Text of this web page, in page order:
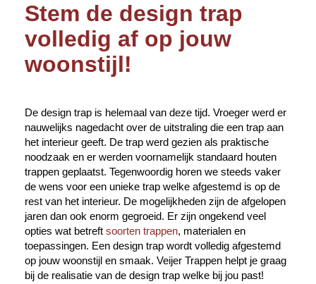
Stem de design trap
volledig af op jouw
woonstijl!
De design trap is helemaal van deze tijd. Vroeger werd er
nauwelijks nagedacht over de uitstraling die een trap aan
het interieur geeft. De trap werd gezien als praktische
noodzaak en er werden voornamelijk standaard houten
trappen geplaatst. Tegenwoordig horen we steeds vaker
de wens voor een unieke trap welke afgestemd is op de
rest van het interieur. De mogelijkheden zijn de afgelopen
jaren dan ook enorm gegroeid. Er zijn ongekend veel
opties wat betreft soorten trappen, materialen en
toepassingen. Een design trap wordt volledig afgestemd
op jouw woonstijl en smaak. Veijer Trappen helpt je graag
bij de realisatie van de design trap welke bij jou past!